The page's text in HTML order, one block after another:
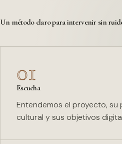
Un método claro para intervenir sin
01
Escucha
Entendemos el proyecto,
cultural y sus objetivos